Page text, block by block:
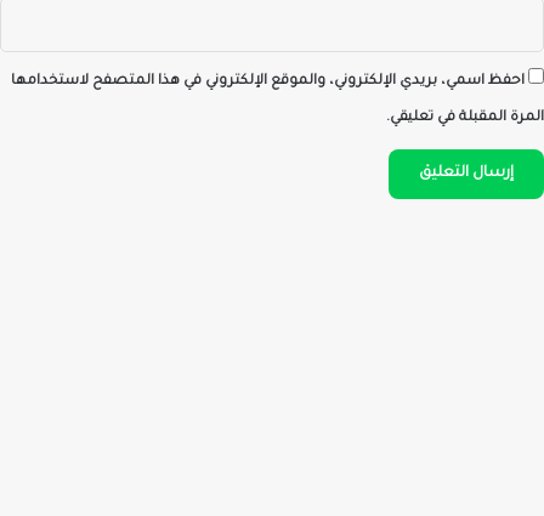
احفظ اسمي، بريدي الإلكتروني، والموقع الإلكتروني في هذا المتصفح لاستخدامها
المرة المقبلة في تعليقي.